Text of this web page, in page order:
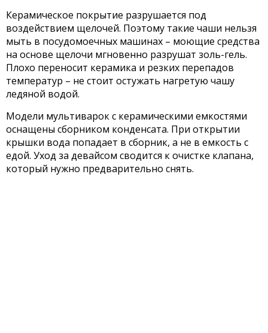
Керамическое покрытие разрушается под
воздействием щелочей. Поэтому такие чаши нельзя
мыть в посудомоечных машинах – моющие средства
на основе щелочи мгновенно разрушат золь-гель.
Плохо переносит керамика и резких перепадов
температур – не стоит остужать нагретую чашу
ледяной водой.
Модели мультиварок с керамическими емкостями
оснащены сборником конденсата. При открытии
крышки вода попадает в сборник, а не в емкость с
едой. Уход за девайсом сводится к очистке клапана,
который нужно предварительно снять.